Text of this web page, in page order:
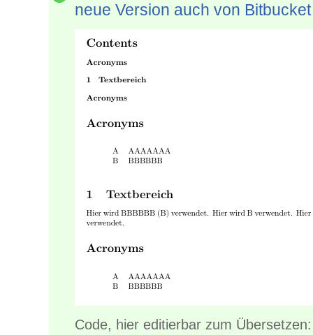
neue Version auch von Bitbucket
Code, hier editierbar zum Übersetzen: